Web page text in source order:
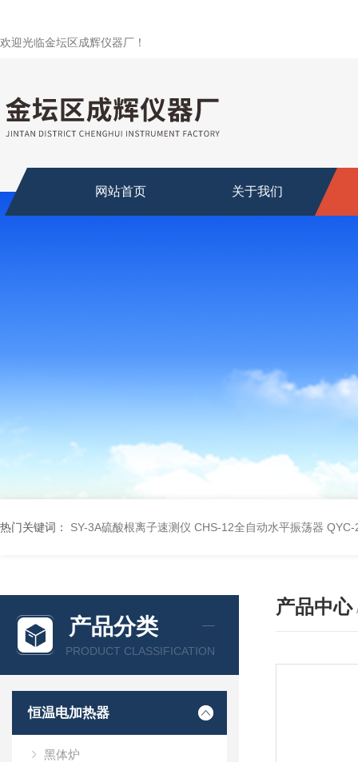
欢迎光临金坛区成辉仪器厂！
网站首页 关于我们
热门关键词： SY-3A硫酸根离子速测仪 CHS-12全自动水平振荡器 QYC-
产品分类
PRODUCT CLASSIFICATION
恒温电加热器
黑体炉
产品中心